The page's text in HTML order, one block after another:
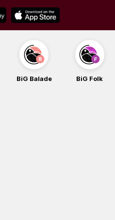
BiG Folk BiG iG